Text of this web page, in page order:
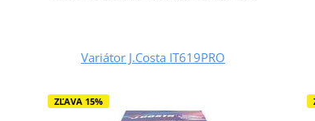
Variátor J.Costa IT619PRO
ZĽAVA 15%